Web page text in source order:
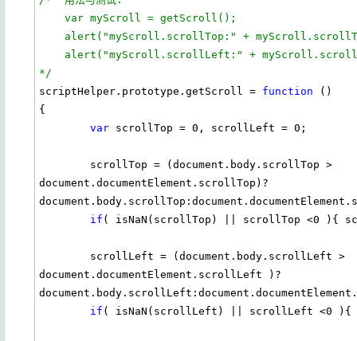
    var myScroll = getScroll();
alert("myScroll.scrollTop:" +
alert("myScroll.scrollLeft:" +
*/
scriptHelper.prototype.getScroll = function ()
{
var scrollTop = 0, scrollLeft = 0;
document.documentElement.scrollTop)?
if ( isNaN(scrollTop) || scrollTop <0 ){
document.documentElement.scrollLeft )?
if ( isNaN(scrollLeft) || scrollLeft <0